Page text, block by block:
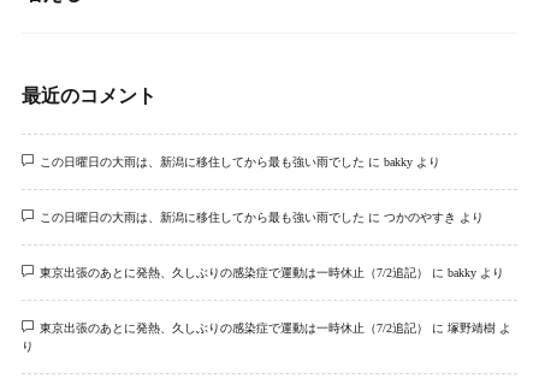
最近のコメント
この日曜日の大雨は、新潟に移住してから最も強い雨でした に bakkyより
この日曜日の大雨は、新潟に移住してから最も強い雨でした に つかのやすき より
東京出張のあとに発熱、久しぶりの感染症で運動は一時休止（7/2追記） に bakkyより
東京出張のあとに発熱、久しぶりの感染症で運動は一時休止（7/2追記） に 塚野靖樹よ
り